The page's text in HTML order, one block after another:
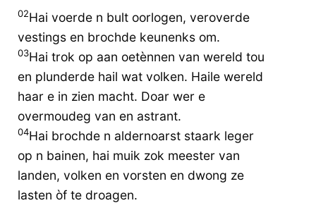
02Hai voerde n bult oorlogen, veroverde
vestings en brochde keunenks om.
03Hai trok op aan oetènnen van wereld tou
en plunderde hail wat volken. Haile wereld
haar e in zien macht. Doar wer e
overmoudeg van en astrant.
04Hai brochde n aldernoarst staark leger
op n bainen, hai muik zok meester van
landen, volken en vorsten en dwong ze
lasten òf te droagen.